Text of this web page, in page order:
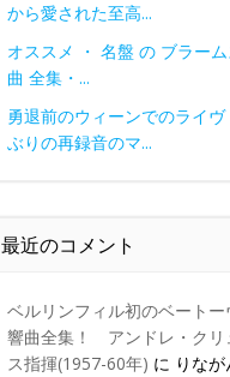
から愛された至高...
オススメ ・ 名盤 の ブラー
曲 全集・...
勇退前のウィーンでのライ
ぶりの再録音のマ...
最近のコメント
ベルリンフィル初のベートー
響曲全集！ アンドレ・クリ
ス指揮(1957-60年) に りな